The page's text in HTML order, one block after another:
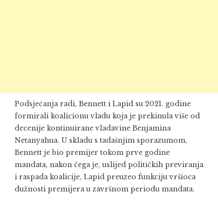
Podsjećanja radi, Bennett i Lapid su 2021. godine
formirali koalicionu vladu koja je prekinula više od
decenije kontinuirane vladavine Benjamina
Netanyahua. U skladu s tadašnjim sporazumom,
Bennett je bio premijer tokom prve godine
mandata, nakon čega je, uslijed političkih previranja
i raspada koalicije, Lapid preuzeo funkciju vršioca
dužnosti premijera u završnom periodu mandata.